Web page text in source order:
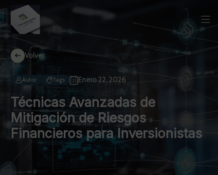
Volver
Autor Tags Enero 22, 2026
Técnicas Avanzadas de
Mitigación de Riesgos
Financieros para Inversionistas